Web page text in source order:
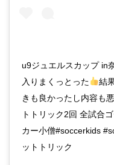
u9ジュエルスカップ in
入りまくっとった
結
きも良かったし内容も
トトリック2回 全試合
カー小僧#soccerkids
ットトリック